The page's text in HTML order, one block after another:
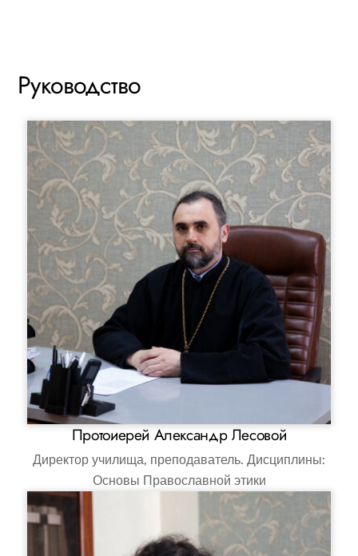
Руководство
Протоиерей Александр Лесовой
Директор училища, преподаватель. Дисциплины:
Основы Православной этики